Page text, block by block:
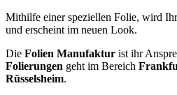
Mithilfe einer speziellen Folie, wird
und erscheint im neuen Look.
Die Folien Manufaktur ist ihr
Folierungen geht im Bereich
Rüsselsheim.